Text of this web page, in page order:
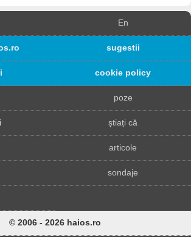
En
sugestii
cookie policy
poze
știați că
articole
sondaje
© 2006 - 2026 haios.ro